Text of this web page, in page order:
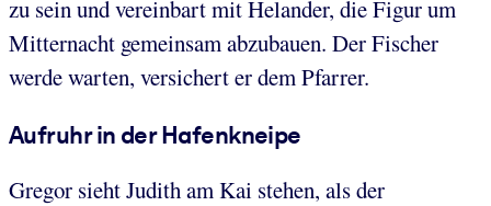
zu sein und vereinbart mit Helander, die Figur um
Mitternacht gemeinsam abzubauen. Der Fischer
werde warten, versichert er dem Pfarrer.
Aufruhr in der Hafenkneipe
Gregor sieht Judith am Kai stehen, als der